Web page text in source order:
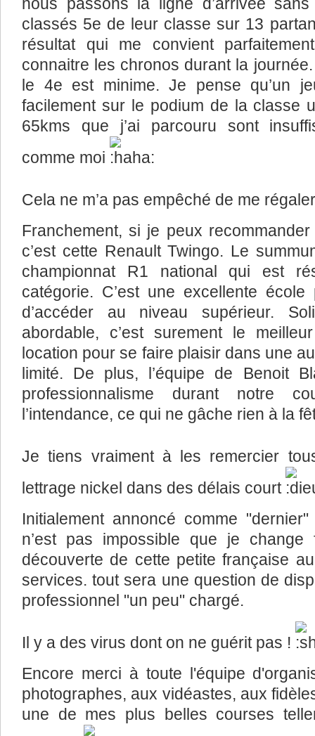
classés 5e de leur classe sur 13
résultat qui me convient
connaitre les chronos durant la
le 4e est minime. Je pense qu’un
facilement sur le podium de la classe
65kms que j’ai parcouru sont
comme moi
Cela ne m’a pas empêché de me
Franchement, si je peux
c’est cette Renault Twingo. Le
championnat R1 national qui est
catégorie. C’est une excellente école
d’accéder au niveau supérieur.
abordable, c’est surement le
location pour se faire plaisir dans une
limité. De plus, l’équipe de Benoit
professionnalisme durant notre
l’intendance, ce qui ne gâche rien à la
Je tiens vraiment à les remercier
lettrage nickel dans des délais court
Initialement annoncé comme
n’est pas impossible que je change
découverte de cette petite française
services. tout sera une question de
professionnel "un peu" chargé.
Il y a des virus dont on ne guérit pas !
Encore merci à toute l'équipe
photographes, aux vidéastes, aux
une de mes plus belles courses